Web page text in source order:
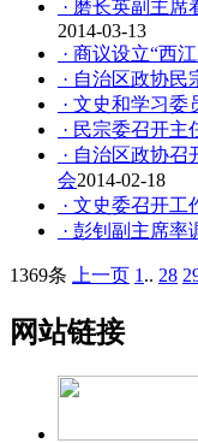
· 磨长英副主
2014-03-13
· 商议设立“西
· 自治区政协民
· 文史和学习委
· 民宗委召开主
· 自治区政协召
会2014-02-18
· 文史委召开工
· 彭钊副主席
1369条 上一页 1 .. 28
网站链接